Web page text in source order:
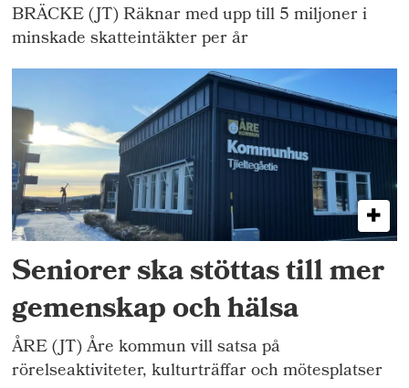
BRÄCKE (JT) Räknar med upp till 5 miljoner i
minskade skatteintäkter per år
Seniorer ska stöttas till mer
gemenskap och hälsa
ÅRE (JT) Åre kommun vill satsa på
rörelseaktiviteter, kulturträffar och mötesplatser